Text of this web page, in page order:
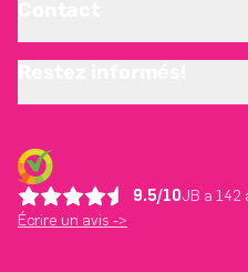
9.5/10JB a 142
Écrire un avis ->